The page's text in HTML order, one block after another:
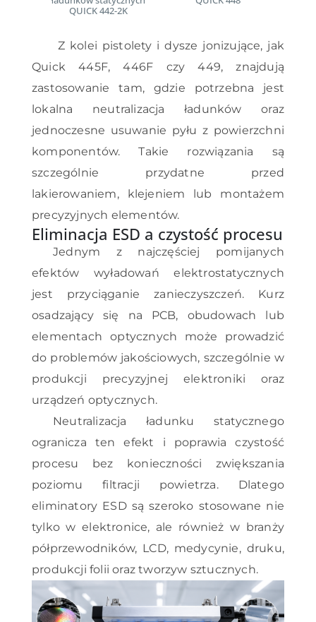
QUICK 442-2K
Z kolei pistolety i dysze jonizujące, jak
Quick 445F, 446F czy 449, znajdują
zastosowanie tam, gdzie potrzebna jest
lokalna neutralizacja ładunków oraz
jednoczesne usuwanie pyłu z powierzchni
komponentów. Takie rozwiązania są
szczególnie przydatne przed
lakierowaniem, klejeniem lub montażem
precyzyjnych elementów.
Eliminacja ESD a czystość procesu
Jednym z najczęściej pomijanych
efektów wyładowań elektrostatycznych
jest przyciąganie zanieczyszczeń. Kurz
osadzający się na PCB, obudowach lub
elementach optycznych może prowadzić
do problemów jakościowych, szczególnie w
produkcji precyzyjnej elektroniki oraz
urządzeń optycznych.
Neutralizacja ładunku statycznego
ogranicza ten efekt i poprawia czystość
procesu bez konieczności zwiększania
poziomu filtracji powietrza. Dlatego
eliminatory ESD są szeroko stosowane nie
tylko w elektronice, ale również w branży
półprzewodników, LCD, medycynie, druku,
produkcji folii oraz tworzyw sztucznych.